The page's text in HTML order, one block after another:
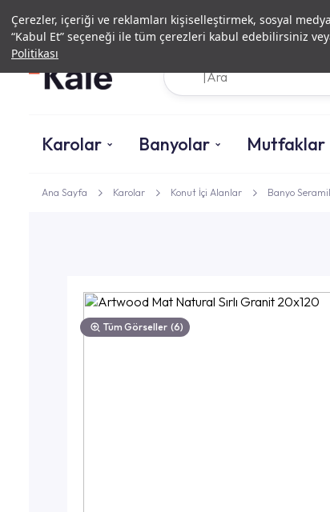
Çerezler, içeriği ve reklamları kişiselleştirmek, sosyal
“Kabul Et” seçeneği ile tüm çerezleri kabul edebilirsiniz
Politikası
Karolar Banyolar Mutfaklar
Ana Sayfa Karolar Konut İçi Alanlar Banyo
Tüm Görseller (6)